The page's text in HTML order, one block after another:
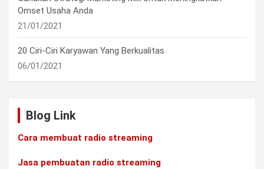
Omset Usaha Anda
21/01/2021
20 Ciri-Ciri Karyawan Yang Berkualitas
06/01/2021
Blog Link
Cara membuat radio streaming
Jasa pembuatan radio streaming